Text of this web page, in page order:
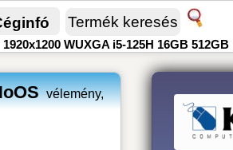
WUXGA i5-125H 16GB 512GB
vélemény,